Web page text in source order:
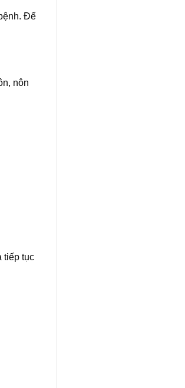
Để
nôn
tiếp tục